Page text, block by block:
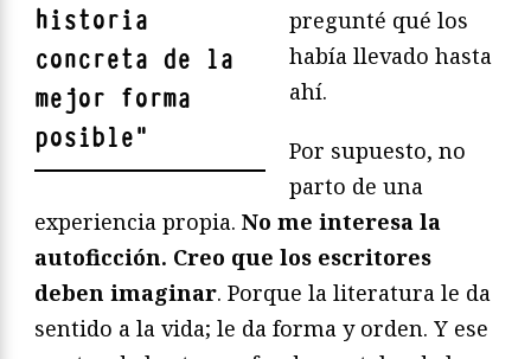
historia
concreta de la
mejor forma
posible"
pregunté qué los
había llevado hasta
ahí.
Por supuesto, no
parto de una
experiencia propia. No me interesa la
autoficción. Creo que los escritores
deben imaginar. Porque la literatura le da
sentido a la vida; le da forma y orden. Y ese